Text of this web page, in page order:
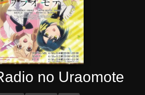
no Uraomote